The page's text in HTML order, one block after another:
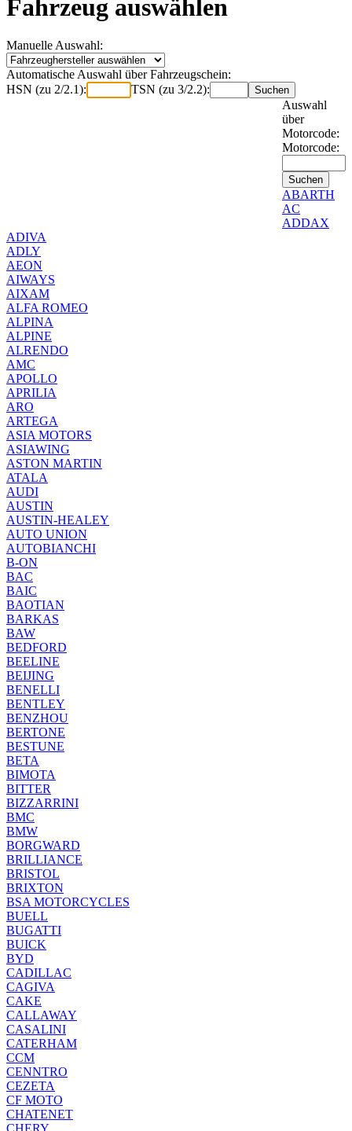
Fahrzeug auswählen
Manuelle Auswahl:
Automatische Auswahl über Fahrzeugschein:
HSN (zu 2/2.1):
TSN (zu 3/2.2):
Auswahl
über
Motorcode:
Motorcode:
ABARTH
AC
ADDAX
ADIVA
ADLY
AEON
AIWAYS
AIXAM
ALFA ROMEO
ALPINA
ALPINE
ALRENDO
AMC
APOLLO
APRILIA
ARO
ARTEGA
ASIA MOTORS
ASIAWING
ASTON MARTIN
ATALA
AUDI
AUSTIN
AUSTIN-HEALEY
AUTO UNION
AUTOBIANCHI
B-ON
BAC
BAIC
BAOTIAN
BARKAS
BAW
BEDFORD
BEELINE
BEIJING
BENELLI
BENTLEY
BENZHOU
BERTONE
BESTUNE
BETA
BIMOTA
BITTER
BIZZARRINI
BMC
BMW
BORGWARD
BRILLIANCE
BRISTOL
BRIXTON
BSA MOTORCYCLES
BUELL
BUGATTI
BUICK
BYD
CADILLAC
CAGIVA
CAKE
CALLAWAY
CASALINI
CATERHAM
CCM
CENNTRO
CEZETA
CF MOTO
CHATENET
CHERY